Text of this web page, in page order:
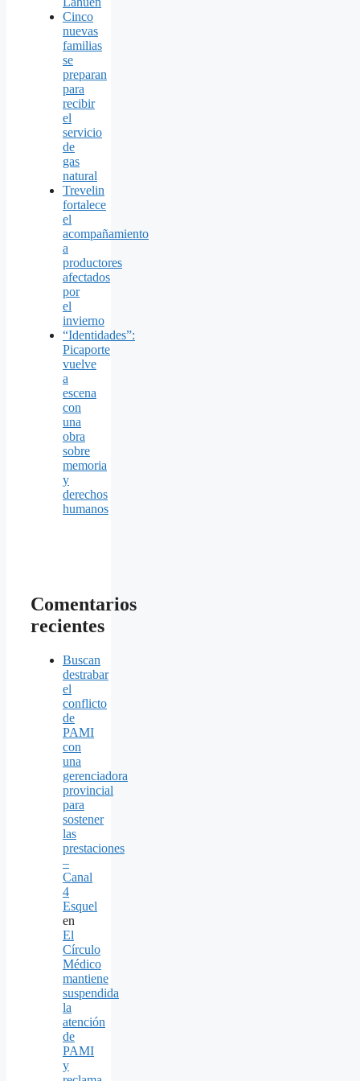
Cinco
nuevas
familias
se
preparan
para
recibir
el
servicio
de
gas
natural
Trevelin
fortalece
el
acompañamiento
a
productores
afectados
por
el
invierno
“Identidades”:
Picaporte
vuelve
a
escena
con
una
obra
sobre
memoria
y
derechos
humanos
Comentarios
recientes
Buscan
destrabar
el
conflicto
de
PAMI
con
una
gerenciadora
provincial
para
sostener
las
prestaciones
–
Canal
4
Esquel
en
El
Círculo
Médico
mantiene
suspendida
la
atención
de
PAMI
y